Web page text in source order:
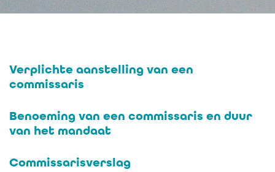
Verplichte aanstelling van een
commissaris
Benoeming van een commissaris en duur
van het mandaat
Commissarisverslag